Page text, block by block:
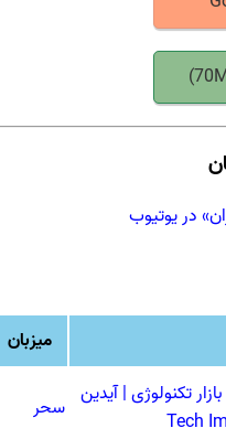
در یوتیوب
میزبان
تکنولوژی | آیدین
Tech سحر